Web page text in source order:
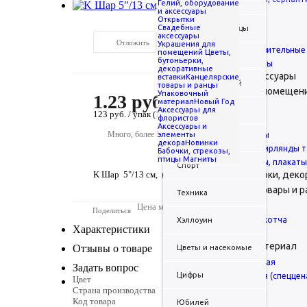
Краска холи
... Показать все
Открытки
Открытки поздравительные
Открытки-конверты
Свадебные аксессуары
Украшения для
Гирлянды
Гирлянды-буквы
Гирлянды-вымпелы
Занавес дождик, гирлянды
Подвески, баннеры, плакаты
Цветы, бутоньерки,
Канцелярские товары и
Диспенсеры для скотча
Упаковочный материал
Лента декоративная
Лента подарочная
Банты
Животные и птицы
Любовь
Новорожденный
Свадьба
Смайлы
Спорт
Техника
Хэллоуин
Цветы и насекомые
Цифры
Юбилей
Гелий, оборудование
и аксессуары
Открытки
Свадебные
аксессуары
Украшения для
помещений Цветы,
бутоньерки,
декоративные
вставкиКанцелярские
товары и ранцы
Упаковочный
материалНовый Год
Аксессуары для
флористов
Аксессуары и
элементы
декораНовинки
Бабочки, стрекозы,
птицы Магниты
Отложить Сравнить
1.23 руб./шт
123 руб. / упак (100шт)
Много, более 5 упаковок
K Шар 5"/13 см, пастель, белый песок (Дон Баллон)
Поделиться Цена может отличаться от текущих цен
Характеристики
Отзывы о товаре
Задать вопрос
Цвет
Страна производства
Код товара